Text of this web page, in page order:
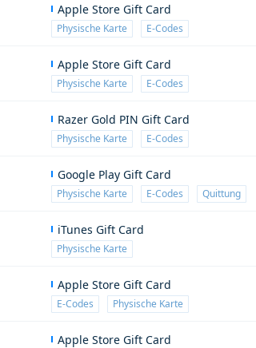
Apple Store Gift Card
Physische Karte E-Codes
Apple Store Gift Card
Physische Karte E-Codes
Razer Gold PIN Gift Card
Physische Karte E-Codes
Google Play Gift Card
Physische Karte E-Codes Quittung
iTunes Gift Card
Physische Karte
Apple Store Gift Card
E-Codes Physische Karte
Apple Store Gift Card